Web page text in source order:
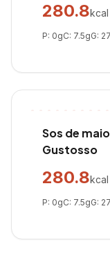
280.8
P: 0gC: 7.5gG:
Sos de
Gustosso
280.8
P: 0gC: 7.5gG: